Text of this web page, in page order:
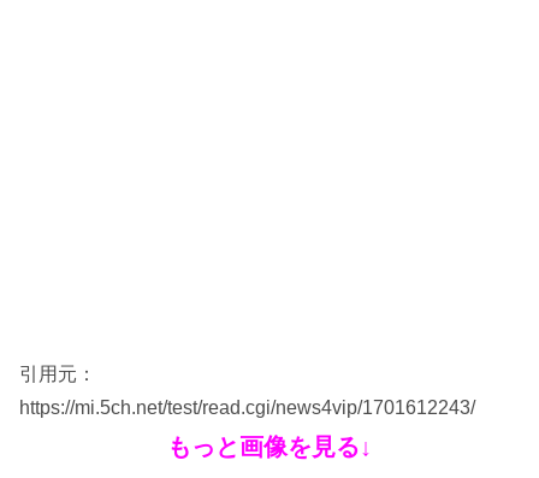
引用元：
https://mi.5ch.net/test/read.cgi/news4vip/1701612243/
もっと画像を見る↓